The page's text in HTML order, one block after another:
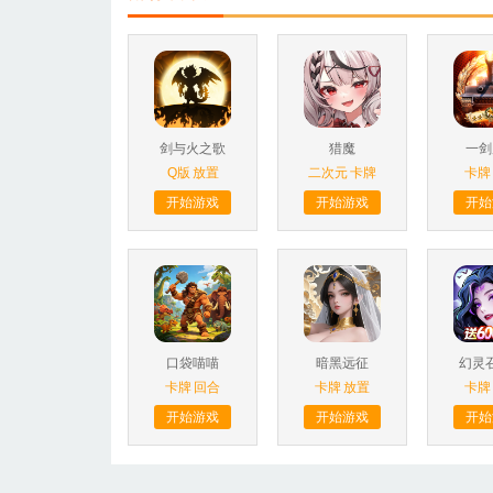
剑与火之歌
Q版 放置
开始游戏
猎魔
二次元卡牌
开始游戏
一
卡牌
开
口袋喵喵
卡牌 回合
开始游戏
暗黑远征
卡牌放置
开始游戏
幻灵
卡牌
开